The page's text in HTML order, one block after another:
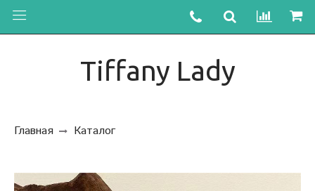
Tiffany Lady
Главная Каталог